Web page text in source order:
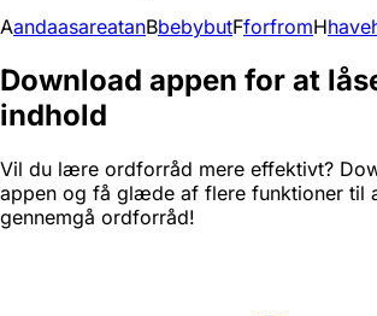
AandaasareatanBbebybutFforfromHhave
Download appen for at
indhold
Vil du lære ordforråd mere effektivt?
appen og få glæde af flere funktioner til
gennemgå ordforråd!